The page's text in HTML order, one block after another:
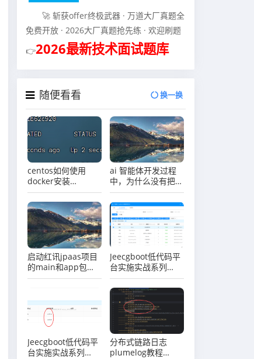
🚀 斩获offer终极武器 · 万道大厂真题全
免费开放 · 2026大厂真题抢先练 · 欢迎刷题
👉2026最新技术面试题库
随便看看 换一换
centos如何使用
docker安装
mysql8.0？
ai 智能体开发过程
中，为什么没有把敏
感词做成简单的字符
串字段，而是单独做
一张配置表？
启动红讯jpaas项目
的main和app包的
前端项目的时候，出
办？
Jeecgboot低代码平
台实施实战系列
（十）场景实战司机
管理之表单字段权限
控制
Jeecgboot低代码平
台实施实战系列
分布式链路日志
plumelog教程